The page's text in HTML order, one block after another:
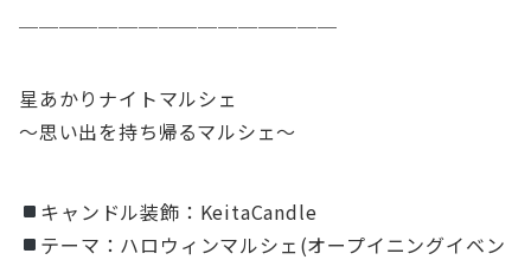
星あかりナイトマルシェ
〜思い出を持ち帰るマルシェ〜
キャンドル装飾：KeitaCandle
テーマ：ハロウィンマルシェ(オープイニングイベン